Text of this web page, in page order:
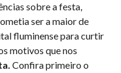
sobre a festa,
ser a maior de
fluminense para curtir
motivos que nos
Confira primeiro o